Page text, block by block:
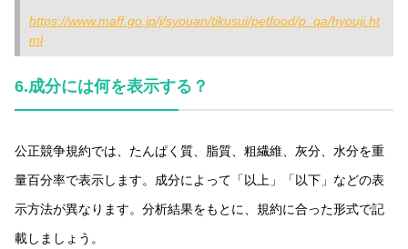
https://www.maff.go.jp/j/syouan/tikusui/petfood/p_qa/hyouji.ht
ml
6.成分には何を表示する？
公正競争規約では、たんぱく質、脂質、粗繊維、灰分、水分を重
量百分率で表示します。成分によって「以上」「以下」などの表
示方法が異なります。分析結果をもとに、規約に合った形式で記
載しましょう。